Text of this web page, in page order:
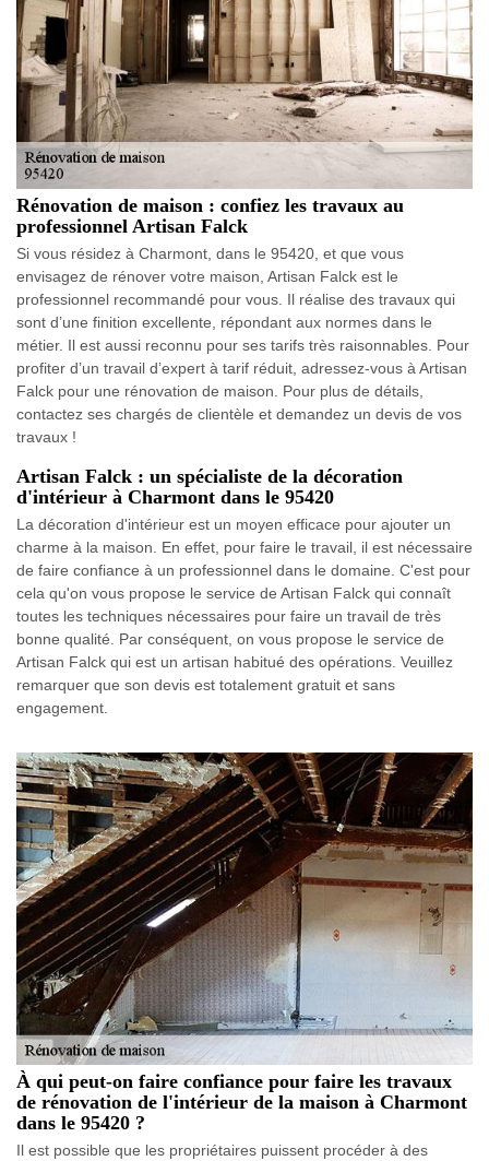
Rénovation de maison : confiez les travaux au
professionnel Artisan Falck
Si vous résidez à Charmont, dans le 95420, et que vous
envisagez de rénover votre maison, Artisan Falck est le
professionnel recommandé pour vous. Il réalise des travaux qui
sont d’une finition excellente, répondant aux normes dans le
métier. Il est aussi reconnu pour ses tarifs très raisonnables. Pour
profiter d’un travail d’expert à tarif réduit, adressez-vous à Artisan
Falck pour une rénovation de maison. Pour plus de détails,
contactez ses chargés de clientèle et demandez un devis de vos
travaux !
Artisan Falck : un spécialiste de la décoration
d'intérieur à Charmont dans le 95420
La décoration d'intérieur est un moyen efficace pour ajouter un
charme à la maison. En effet, pour faire le travail, il est nécessaire
de faire confiance à un professionnel dans le domaine. C'est pour
cela qu'on vous propose le service de Artisan Falck qui connaît
toutes les techniques nécessaires pour faire un travail de très
bonne qualité. Par conséquent, on vous propose le service de
Artisan Falck qui est un artisan habitué des opérations. Veuillez
remarquer que son devis est totalement gratuit et sans
engagement.
À qui peut-on faire confiance pour faire les travaux
de rénovation de l'intérieur de la maison à Charmont
dans le 95420 ?
Il est possible que les propriétaires puissent procéder à des